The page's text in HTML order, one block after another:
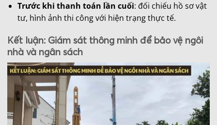
Trước khi thanh toán lần cuối: đối chiếu hồ sơ vật
tư, hình ảnh thi công với hiện trạng thực tế.
Kết luận: Giám sát thông minh để bảo vệ ngôi
nhà và ngân sách